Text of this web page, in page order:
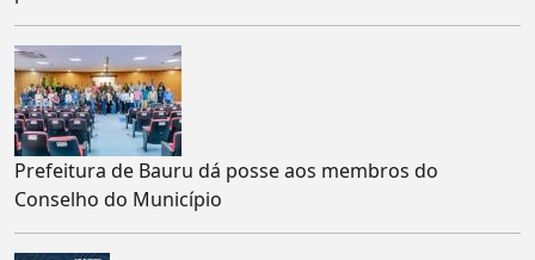
Prefeitura de Bauru dá posse aos membros do
Conselho do Município